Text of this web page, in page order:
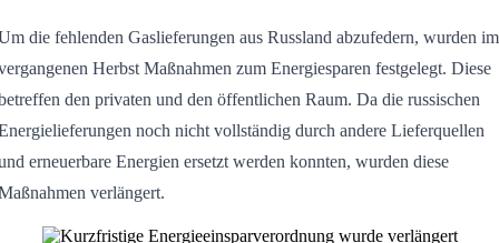
die fehlenden Gaslieferungen aus Russland abzufedern, wurden im
Herbst Maßnahmen zum Energiesparen festgelegt. Diese
den privaten und den öffentlichen Raum. Da die russischen
noch nicht vollständig durch andere Lieferquellen
erneuerbare Energien ersetzt werden konnten, wurden diese
verlängert.